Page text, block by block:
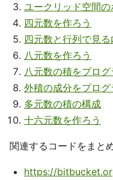
ユークリッド空間
四元数を作ろう
四元数と行列で見る
八元数を作ろう
八元数の積をプロ
外積の成分をプロ
多元数の積の構成
十六元数を作ろう
関連するコードをまと
https://